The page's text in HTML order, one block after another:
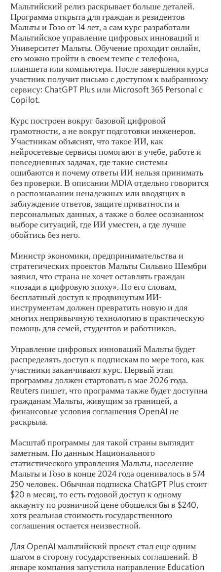
Мальтийский релиз раскрывает больше деталей.
Программа открыта для граждан и резидентов
Мальты и Гозо от 14 лет, а сам курс разработали
Мальтийское управление цифровых инноваций и
Университет Мальты. Обучение проходит онлайн,
его можно пройти в своем темпе с телефона,
планшета или компьютера. После завершения курса
участник получит письмо с доступом к выбранному
сервису: ChatGPT Plus или Microsoft 365 Personal с
Copilot.
Курс построен вокруг базовой цифровой
грамотности, а не вокруг подготовки инженеров.
Участникам объяснят, что такое ИИ, как
нейросетевые сервисы помогают в учебе, работе и
повседневных задачах, где такие системы
ошибаются и почему ответы ИИ нельзя принимать
без проверки. В описании MDIA отдельно говорится
о распознавании ненадежных или вводящих в
заблуждение ответов, защите приватности и
персональных данных, а также о более осознанном
выборе ситуаций, где ИИ уместен, а где лучше
обойтись без него.
Министр экономики, предпринимательства и
стратегических проектов Мальты Сильвио Шембри
заявил, что страна не хочет оставлять граждан
«позади в цифровую эпоху». По его словам,
бесплатный доступ к продвинутым ИИ-
инструментам должен превратить новую и для
многих непривычную технологию в практическую
помощь для семей, студентов и работников.
Управление цифровых инноваций Мальты будет
распределять доступ к подпискам по мере того, как
участники заканчивают курс. Первый этап
программы должен стартовать в мае 2026 года.
Reuters пишет, что программа также будет доступна
гражданам Мальты, живущим за границей, а
финансовые условия соглашения OpenAI не
раскрыла.
Масштаб программы для такой страны выглядит
заметным. По данным Национального
статистического управления Мальты, население
Мальты и Гозо в конце 2024 года оценивалось в 574
250 человек. Обычная подписка ChatGPT Plus стоит
$20 в месяц, то есть годовой доступ к одному
аккаунту по розничной цене обошелся бы в $240,
хотя реальная стоимость государственного
соглашения остается неизвестной.
Для OpenAI мальтийский проект стал еще одним
шагом в сторону государственных соглашений. В
январе компания запустила направление Education